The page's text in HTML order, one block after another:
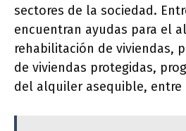
sectores de la sociedad.
encuentran ayudas para el
rehabilitación de viviendas,
de viviendas protegidas,
del alquiler asequible, entre